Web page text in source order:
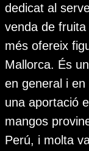
dedicat al
venda de
més ofereix
Mallorca. És
en general i
una aportació
mangos
Perú, i molta